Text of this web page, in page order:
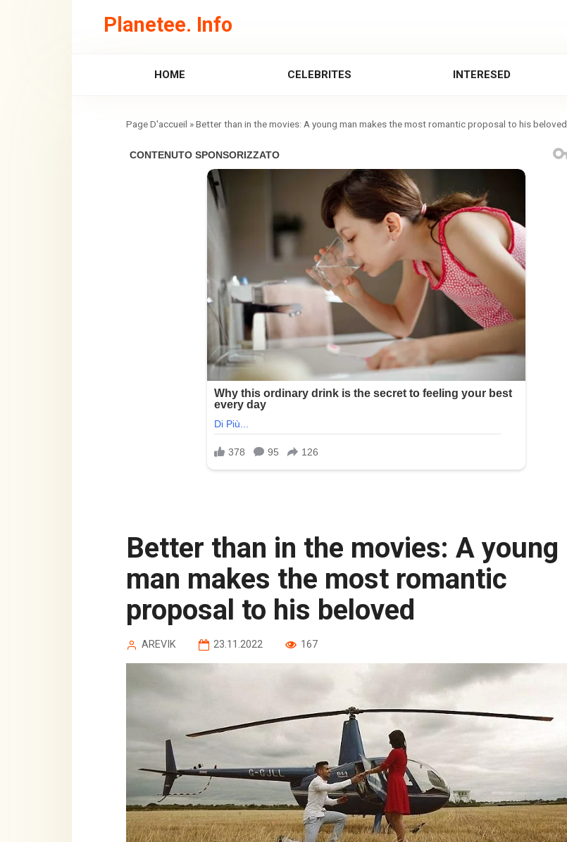
Planetee. Info
HOME CELEBRITES INTERESED
»Better than in the movies: A young man makes the most romantic proposal to his beloved
Better than in the movies: A young
man makes the most romantic
proposal to his beloved
AREVIK 23.11.2022 167